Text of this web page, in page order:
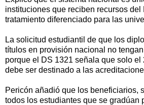
instituciones que reciben recursos del
tratamiento diferenciado para las
La solicitud estudiantil de que los
títulos en provisión nacional no
porque el DS 1321 señala que solo el
debe ser destinado a las
Pericón añadió que los beneficiarios,
todos los estudiantes que se gradúan